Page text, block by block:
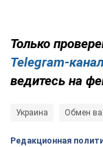
Только
Telegram-
ведитесь на
Украина Обмен
Редакционная